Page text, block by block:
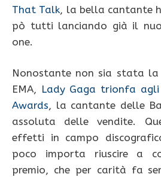
That Talk, la bella cantante
pò tutti lanciando già il
one.
Nonostante non sia stata
EMA, Lady Gaga trionfa agli
Awards, la cantante delle
assoluta delle vendite.
effetti in campo
poco importa riuscire a
premio, che per carità fa